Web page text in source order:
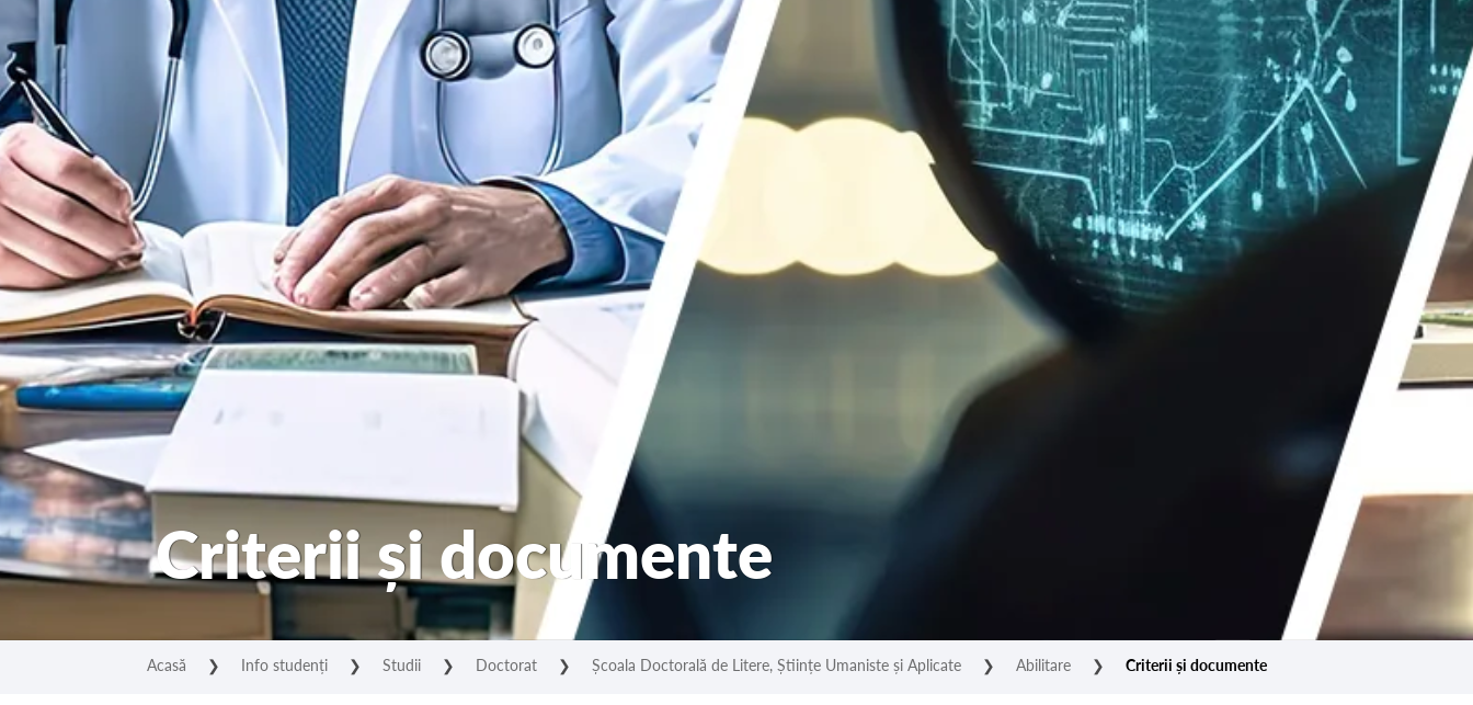
Criterii și documente
Acasă ❯ Info studenți ❯ Studii ❯ Doctorat ❯ Școala Doctorală de Litere, Științe Umaniste și Aplicate ❯ Abilitare ❯ Criterii și documente